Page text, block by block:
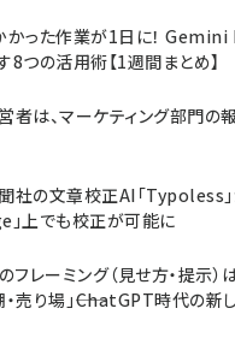
かった作業が1日に！
8つの活用術【1週間まとめ】
者は、マーケティング部門の
社の文章校正AI「Typoless」
」上でも校正が可能に
フレーミング（見せ方・提示）
・売り場」――ChatGPT時代の